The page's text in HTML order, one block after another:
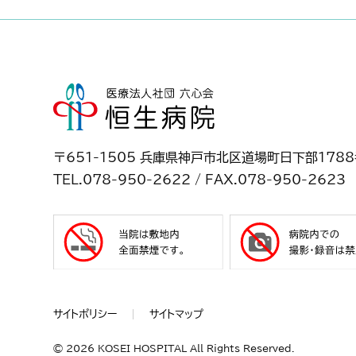
〒651-1505 兵庫県神戸市北区道場町日下部1788
TEL.078-950-2622 / FAX.078-950-2623
サイトポリシー サイトマップ
© 2026 KOSEI HOSPITAL All Rights Reserved.